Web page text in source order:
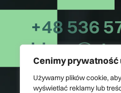
Cenimy
Używamy plików cookie,
wyświetlać reklamy lub
+48 536
Linkedin: /adwokat-